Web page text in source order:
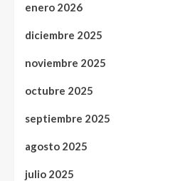
enero 2026
diciembre 2025
noviembre 2025
octubre 2025
septiembre 2025
agosto 2025
julio 2025